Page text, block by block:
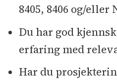
8405, 8406 og/eller
Du har god
erfaring med
Har du